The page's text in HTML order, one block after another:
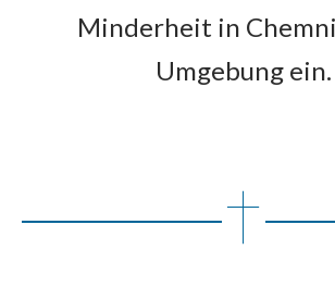
Minderheit in
Umgebung ein.